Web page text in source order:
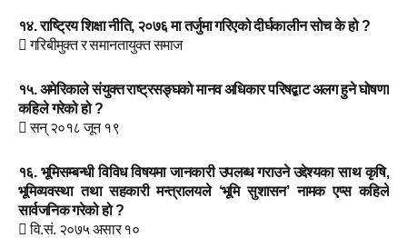
१४. राष्ट्रिय शिक्षा नीति, २०७६ मा तर्जुमा गरिएको दीर्घकालीन सोच के हो ?
 गरिबीमुक्त र समानतायुक्त समाज
१५. अमेरिकाले संयुक्त राष्ट्रसङ्घको मानव अधिकार परिषद्बाट अलग हुने घोषणा
कहिले गरेको हो ?
 सन् २०१८ जून १९
१६. भूमिसम्बन्धी विविध विषयमा जानकारी उपलब्ध गराउने उद्देश्यका साथ कृषि,
भूमिव्यवस्था तथा सहकारी मन्त्रालयले ‘भूमि सुशासन’ नामक एप्स कहिले
सार्वजनिक गरेको हो ?
 वि.सं. २०७५ असार १०